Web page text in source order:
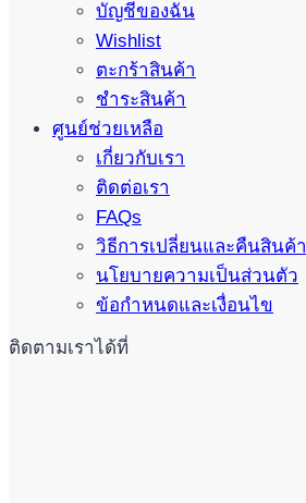
บัญชีของฉัน
Wishlist
ตะกร้าสินค้า
ชำระสินค้า
ศูนย์ช่วยเหลือ
เกี่ยวกับเรา
ติดต่อเรา
FAQs
วิธีการเปลี่ยนและคืนสินค้า
นโยบายความเป็นส่วนตัว
ข้อกำหนดและเงื่อนไข
ติดตามเราได้ที่